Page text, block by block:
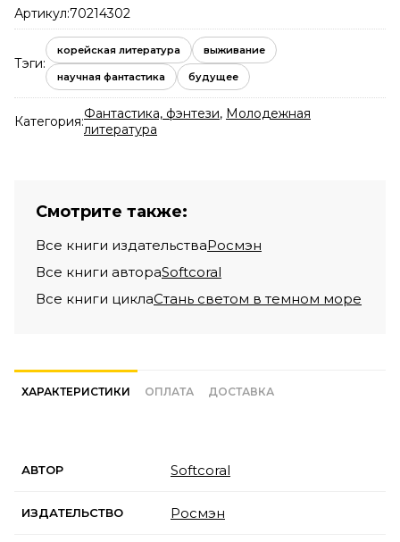
Артикул:70214302
Тэги:
корейская литература выживание
научная фантастика будущее
Категория:Фантастика, фэнтези, Молодежная
литература
Смотрите также:
Все книги издательстваРосмэн
Все книги автораSoftcoral
Все книги циклаСтань светом в темном море
ХАРАКТЕРИСТИКИ ОПЛАТА ДОСТАВКА
АВТОР Softcoral
ИЗДАТЕЛЬСТВО Росмэн